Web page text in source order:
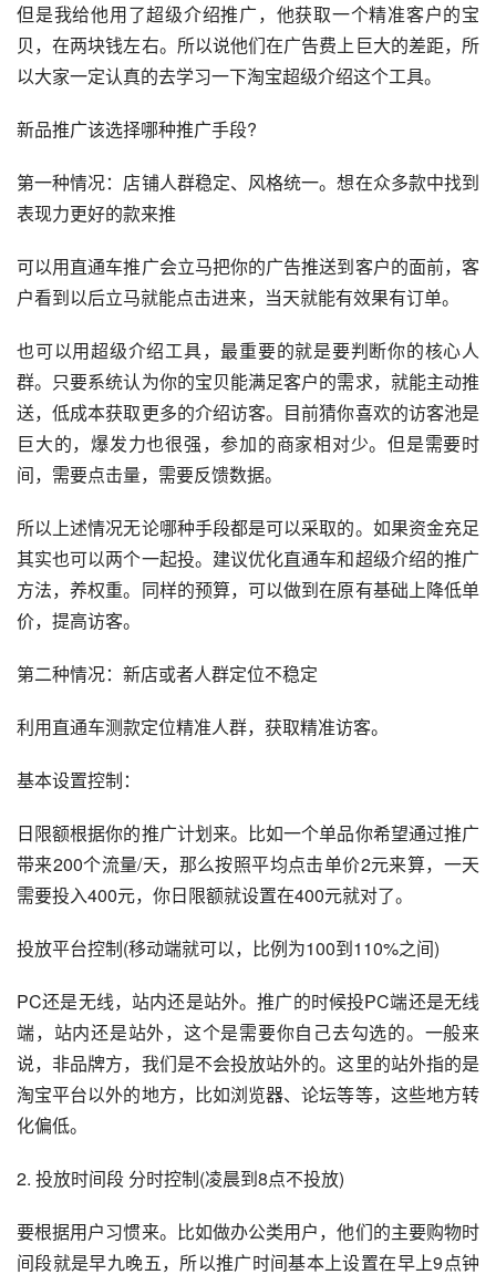
但是我给他用了超级介绍推广，他获取一个精准客户的宝
贝，在两块钱左右。所以说他们在广告费上巨大的差距，所
以大家一定认真的去学习一下淘宝超级介绍这个工具。
新品推广该选择哪种推广手段?
第一种情况：店铺人群稳定、风格统一。想在众多款中找到
表现力更好的款来推
可以用直通车推广会立马把你的广告推送到客户的面前，客
户看到以后立马就能点击进来，当天就能有效果有订单。
也可以用超级介绍工具，最重要的就是要判断你的核心人
群。只要系统认为你的宝贝能满足客户的需求，就能主动推
送，低成本获取更多的介绍访客。目前猜你喜欢的访客池是
巨大的，爆发力也很强，参加的商家相对少。但是需要时
间，需要点击量，需要反馈数据。
所以上述情况无论哪种手段都是可以采取的。如果资金充足
其实也可以两个一起投。建议优化直通车和超级介绍的推广
方法，养权重。同样的预算，可以做到在原有基础上降低单
价，提高访客。
第二种情况：新店或者人群定位不稳定
利用直通车测款定位精准人群，获取精准访客。
基本设置控制：
日限额根据你的推广计划来。比如一个单品你希望通过推广
带来200个流量/天，那么按照平均点击单价2元来算，一天
需要投入400元，你日限额就设置在400元就对了。
投放平台控制(移动端就可以，比例为100到110%之间)
PC还是无线，站内还是站外。推广的时候投PC端还是无线
端，站内还是站外，这个是需要你自己去勾选的。一般来
说，非品牌方，我们是不会投放站外的。这里的站外指的是
淘宝平台以外的地方，比如浏览器、论坛等等，这些地方转
化偏低。
2. 投放时间段 分时控制(凌晨到8点不投放)
要根据用户习惯来。比如做办公类用户，他们的主要购物时
间段就是早九晚五，所以推广时间基本上设置在早上9点钟